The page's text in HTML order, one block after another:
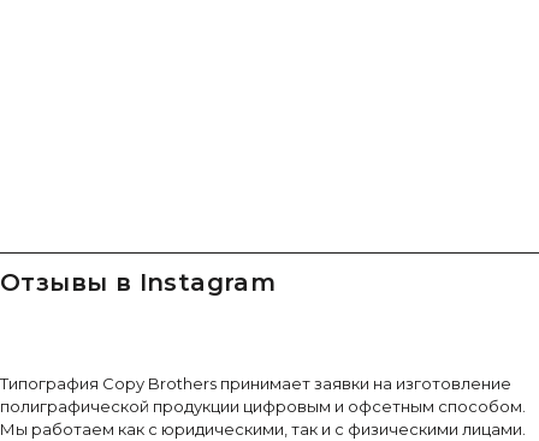
Отзывы в Instagram
Типография Copy Brothers принимает заявки на изготовление
полиграфической продукции цифровым и офсетным способом.
Мы работаем как с юридическими, так и с физическими лицами.